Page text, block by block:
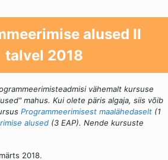
alused II
talvel 2018
vähemalt kursuse
mahus. Kui olete päris algaja, siis võib
Programmeerimisest maalähedaselt (1
alused (3 EAP). Nende kursuste
2018.